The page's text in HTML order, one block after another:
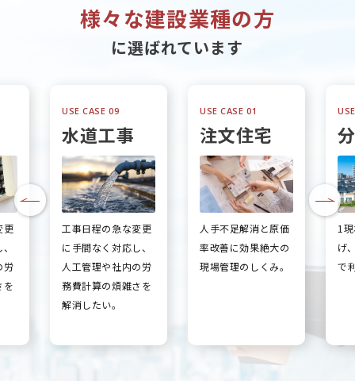
様々な建設業種の方
に選ばれています
更
労
を
USE CASE 09
水道工事
工事日程の急な変更
に手間なく対応し、
人工管理や社内の労
務費計算の煩雑さを
解消したい。
USE CASE 01
注文住宅
人手不足解消と原価
率改善に効果絶大の
現場管理のしくみ。
1
げ
で